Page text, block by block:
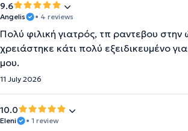
9.6
Angelis • 4 reviews
Πολύ φιλική γιατρός, τπ ραντεβου
χρειάστηκε κάτι πολύ εξειδικευμένο
μου.
11 July 2026
10.0
Eleni • 1 review